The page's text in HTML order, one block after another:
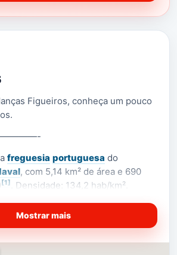
Figueiros, conheça um pouco
freguesia portuguesa do
, com 5,14 km² de área e 690
[1]
. Densidade: 134,2 hab/km².
no âmbito de uma reforma
tendo sido agregada à
das Freguesias de Painho e
Mostrar mais